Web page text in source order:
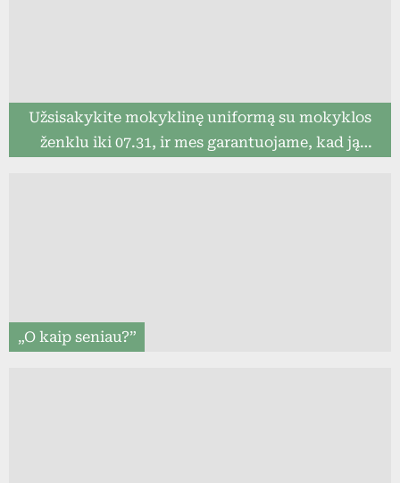
Užsisakykite mokyklinę uniformą su mokyklos
ženklu iki 07.31, ir mes garantuojame, kad ją
„O kaip seniau?”